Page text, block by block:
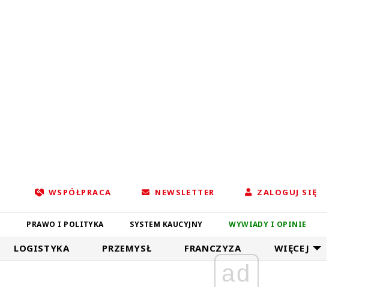
WSPÓŁPRACA NEWSLETTER ZALOGUJ SIĘ
PRAWO I POLITYKA SYSTEM KAUCYJNY WYWIADY I OPINIE
LOGISTYKA PRZEMYSŁ FRANCZYZA WIĘCEJ
ad